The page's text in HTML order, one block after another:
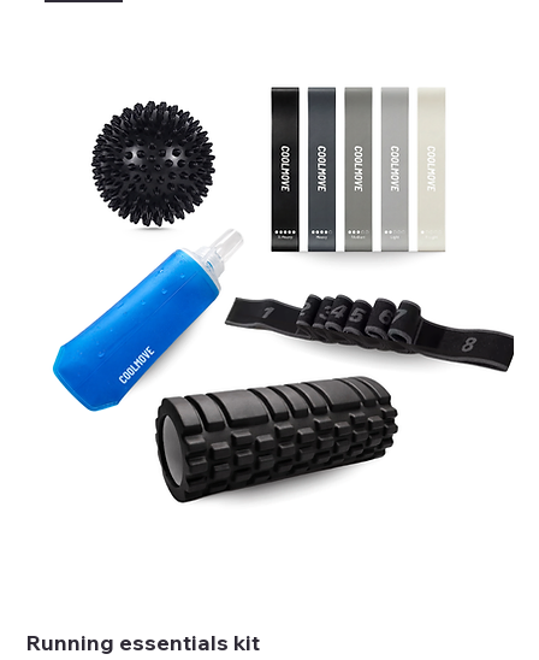
Running essentials kit